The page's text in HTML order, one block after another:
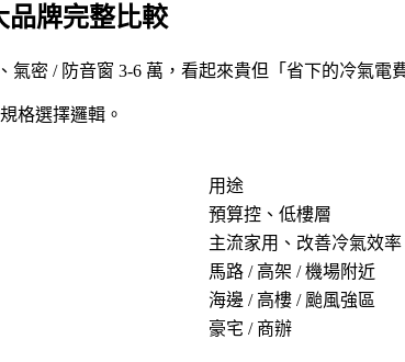
品牌完整比較
密 / 防音窗 3-6 萬，看起來貴但「省下的冷氣電
格選擇邏輯。
用途
預算控、低樓層
主流家用、改善冷氣效率
馬路 / 高架 / 機場附近
海邊 / 高樓 / 颱風強區
豪宅 / 商辦